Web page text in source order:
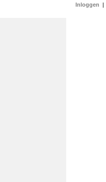
Inloggen |